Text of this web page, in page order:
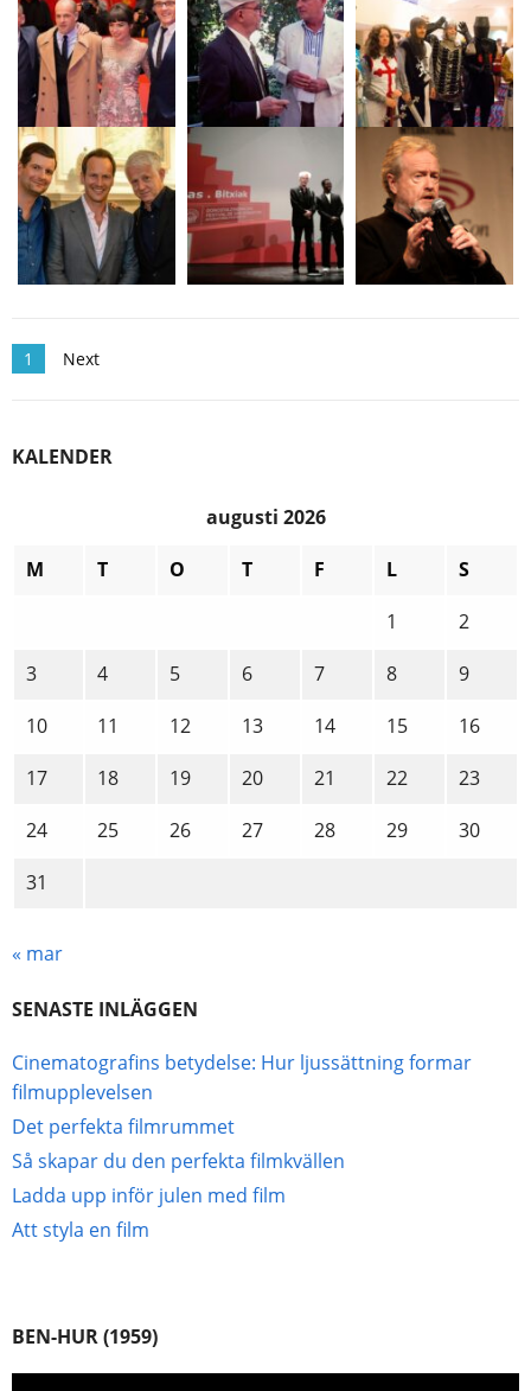
Posts
navigation
1 Next
KALENDER
augusti 2026
M
T O T F L
S
1
2
3
4 5 6 7 8
9
10
11 12 13 14 15
16
17
18 19 20 21 22
23
24
25 26 27 28 29
30
31
« mar
SENASTE INLÄGGEN
Cinematografins betydelse: Hur ljussättning formar
filmupplevelsen
Det perfekta filmrummet
Så skapar du den perfekta filmkvällen
Ladda upp inför julen med film
Att styla en film
BEN-HUR (1959)